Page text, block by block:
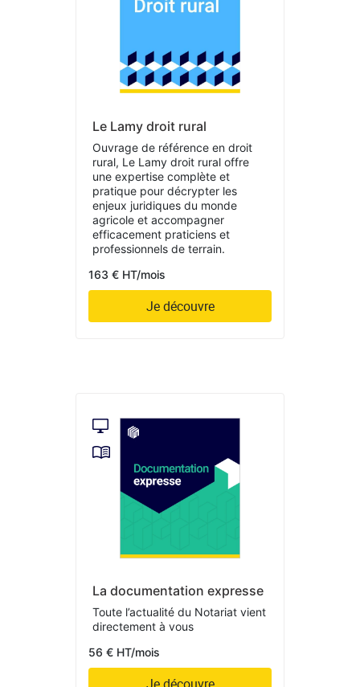
Le Lamy droit rural
Ouvrage de référence en droit
rural, Le Lamy droit rural offre
une expertise complète et
pratique pour décrypter les
enjeux juridiques du monde
agricole et accompagner
efficacement praticiens et
professionnels de terrain.
163 € HT/mois
Je découvre
La documentation expresse
Toute l’actualité du Notariat vient
directement à vous
56 € HT/mois